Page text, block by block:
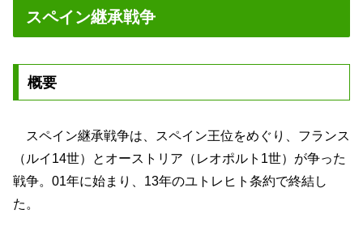
スペイン継承戦争
概要
スペイン継承戦争は、スペイン王位をめぐり、フランス
（ルイ14世）とオーストリア（レオポルト1世）が争った
戦争。01年に始まり、13年のユトレヒト条約で終結し
た。